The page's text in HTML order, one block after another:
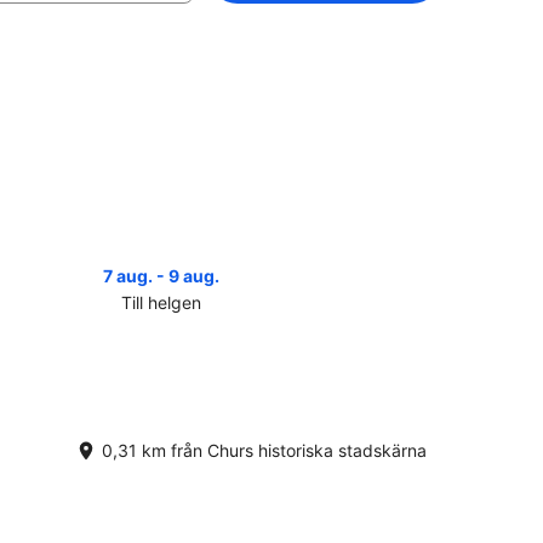
7 aug. - 9 aug.
Till helgen
0,31 km från Churs historiska stadskärna